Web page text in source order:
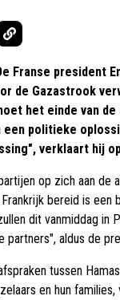
Franse president
de Gazastrook
het einde van
een politieke
verklaart hij
op zich aan de
bereid is een
dit vanmiddag in
partners", aldus de
tussen
en hun